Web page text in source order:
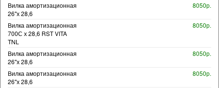
Вилка амортизационная
26"х 28,6
8050р.
Вилка амортизационная
700С х 28,6 RST VITA
TNL
8050р.
Вилка амортизационная
26"х 28,6
8050р.
Вилка амортизационная
26"х 28,6
8050р.